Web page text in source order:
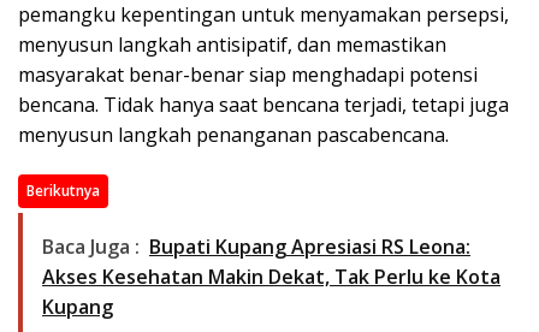
pemangku kepentingan untuk menyamakan persepsi,
menyusun langkah antisipatif, dan memastikan
masyarakat benar-benar siap menghadapi potensi
bencana. Tidak hanya saat bencana terjadi, tetapi juga
menyusun langkah penanganan pascabencana.
Berikutnya
Baca Juga : Bupati Kupang Apresiasi RS Leona:
Akses Kesehatan Makin Dekat, Tak Perlu ke Kota
Kupang